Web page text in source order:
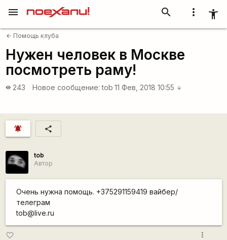
more_vert accessibility_new
search
menu
arrow_back Помощь клуба
Нужен человек в Москве
посмотреть раму!
visibility 243 Новое сообщение: tob 11 Фев, 2018 10:55 arrow_downward
notifications_active share
tob
Автор
Очень нужна помощь. +375291159419 вайбер/
телеграм
tob@live.ru
favorite_border more_vert